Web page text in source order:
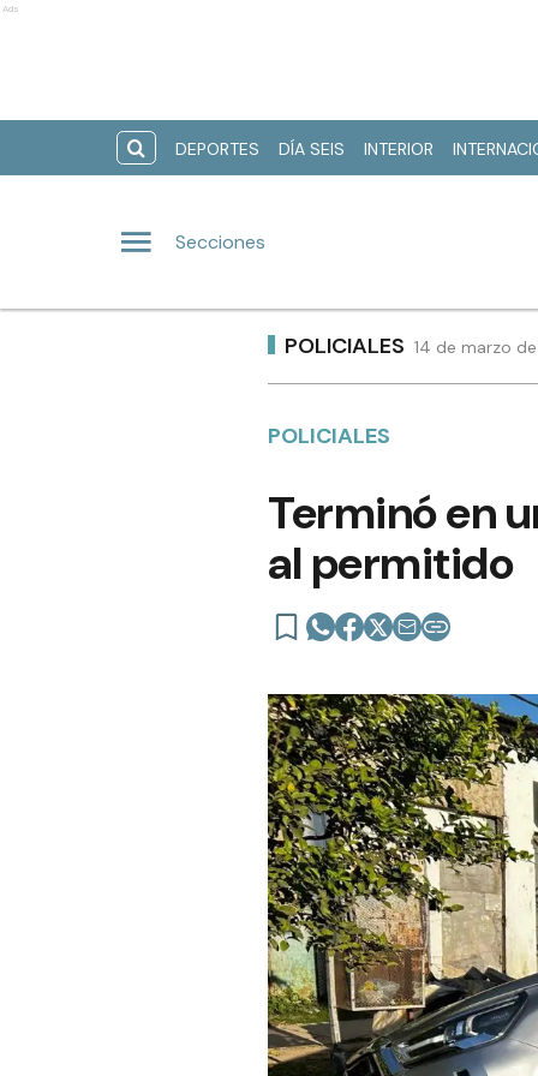
Ads
DEPORTES DÍA SEIS INTERIOR
Secciones
POLICIALES 14 de marzo
POLICIALES
Terminó en
al permitido